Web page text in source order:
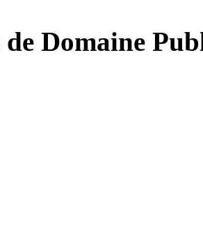
Domaine